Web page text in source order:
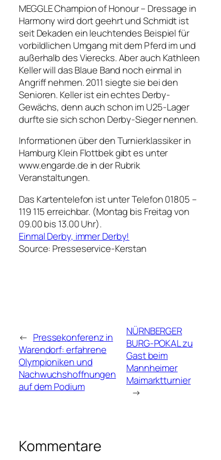
MEGGLE Champion of Honour – Dressage in
Harmony wird dort geehrt und Schmidt ist
seit Dekaden ein leuchtendes Beispiel für
vorbildlichen Umgang mit dem Pferd im und
außerhalb des Vierecks. Aber auch Kathleen
Keller will das Blaue Band noch einmal in
Angriff nehmen. 2011 siegte sie bei den
Senioren. Keller ist ein echtes Derby-
Gewächs, denn auch schon im U25-Lager
durfte sie sich schon Derby-Sieger nennen.
Informationen über den Turnierklassiker in
Hamburg Klein Flottbek gibt es unter
www.engarde.de in der Rubrik
Veranstaltungen.
Das Kartentelefon ist unter Telefon 01805 –
119 115 erreichbar. (Montag bis Freitag von
09.00 bis 13.00 Uhr).
Einmal Derby, immer Derby!
Source: Presseservice-Kerstan
← Pressekonferenz in
Warendorf: erfahrene
Olympioniken und
Nachwuchshoffnungen
auf dem Podium
NÜRNBERGER
BURG-POKAL zu
Gast beim
Mannheimer
Maimarktturnier
→
Kommentare